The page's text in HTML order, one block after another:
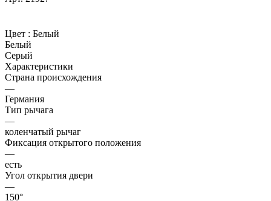
Цвет : Белый
Белый
Серый
Характеристики
Страна происхождения
—
Германия
Тип рычага
—
коленчатый рычаг
Фиксация открытого положения
—
есть
Угол открытия двери
—
150°